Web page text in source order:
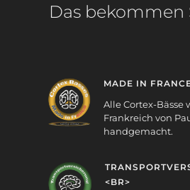
Das bekommen
MADE IN
Alle Cortex-Bässe
Frankreich von
handgemacht.
<BR>